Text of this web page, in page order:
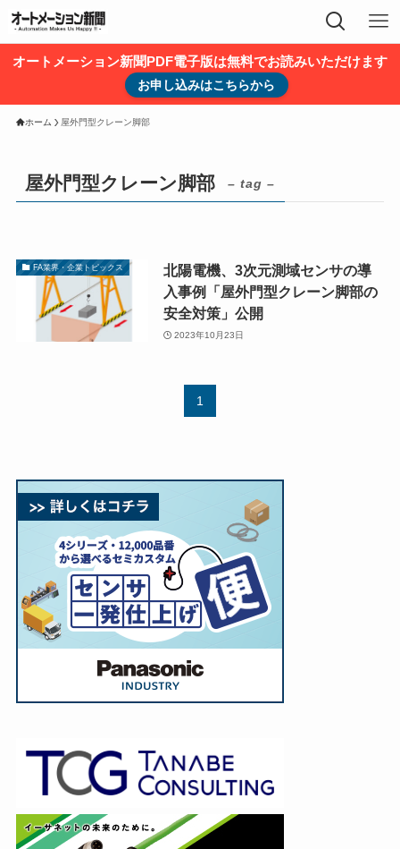
オートメーション新聞PDF電子版は無料でお読みいただけます
お申し込みはこちらから
ホーム 屋外門型クレーン脚部
屋外門型クレーン脚部 – tag –
FA業界・企業トピックス
北陽電機、3次元測域センサの導
入事例「屋外門型クレーン脚部の
安全対策」公開
2023年10月23日
1